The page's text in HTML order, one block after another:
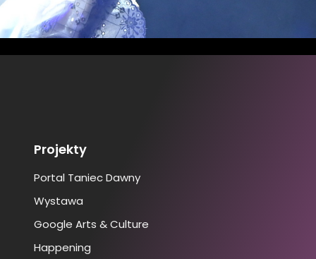
Projekty
Portal Taniec Dawny
Wystawa
Google Arts & Culture
Happening